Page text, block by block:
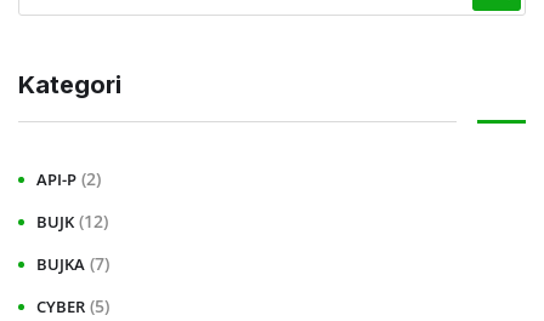
Kategori
API-P (2)
BUJK (12)
BUJKA (7)
CYBER (5)